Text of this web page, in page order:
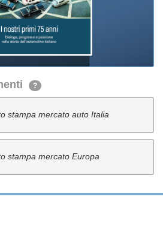
?
stampa mercato auto Italia
stampa mercato Europa